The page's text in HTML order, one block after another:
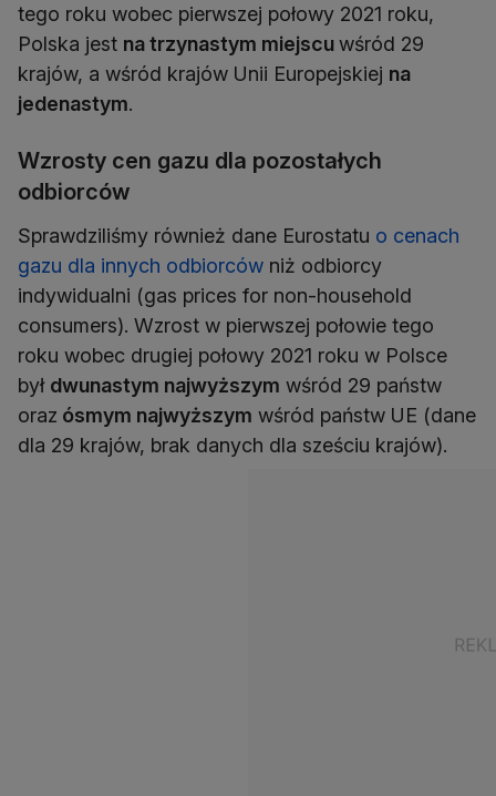
tego roku wobec pierwszej połowy 2021 roku,
Polska jest na trzynastym miejscuwśród 29
krajów, a wśród krajów Unii Europejskiej na
jedenastym.
Wzrosty cen gazu dla pozostałych
odbiorców
Sprawdziliśmy również dane Eurostatu o cenach
gazu dla innych odbiorców niż odbiorcy
indywidualni (gas prices for non-household
consumers). Wzrost w pierwszej połowie tego
roku wobec drugiej połowy 2021 roku w Polsce
był dwunastym najwyższym wśród 29 państw
oraz ósmym najwyższym wśród państw UE (dane
dla 29 krajów, brak danych dla sześciu krajów).